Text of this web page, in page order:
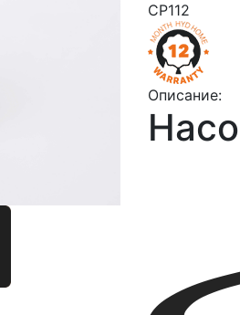
CP112
Описание: